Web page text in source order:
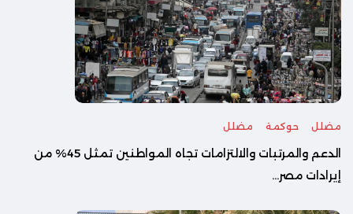
مضلل حوكمة مضلل
الدعم والمرتبات والالتزامات تجاه المواطنين تمثل 45% من
إيرادات مصر...